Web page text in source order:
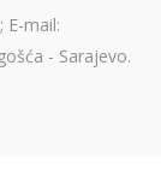
E-mail:
- Sarajevo.